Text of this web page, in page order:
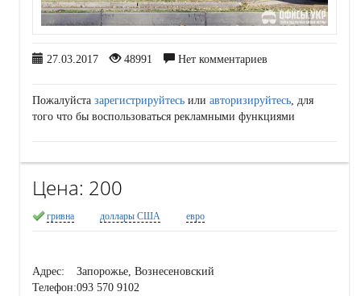
27.03.2017 48991 Нет комментариев
Пожалуйста зарегистрируйтесь или авторизируйтесь , для
того что бы воспользоваться рекламными функциями
Цена: 200
гривна доллары США евро
Адрес:
Запорожье, Вознесеновский
Телефон:093 570 9102